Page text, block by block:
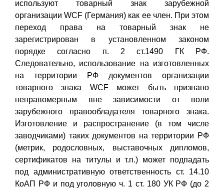
используют товарный знак зарубежной
организации WCF (Германия) как ее член. При этом
переход права на товарный знак не
зарегистрирован в установленном законом
порядке согласно п. 2 ст.1490 ГК РФ.
Следовательно, использование на изготовленных
на территории РФ документов организации
товарного знака WCF может быть признано
неправомерным вне зависимости от воли
зарубежного правообладателя товарного знака.
Изготовление и распространение (в том числе
заводчиками) таких документов на территории РФ
(метрик, родословных, выставочных дипломов,
сертификатов на титулы и т.п.) может подпадать
под административную ответственность ст. 14.10
КоАП РФ и под уголовную ч. 1 ст. 180 УК РФ (до 2